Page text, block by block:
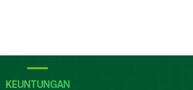
KEUNTUNGAN